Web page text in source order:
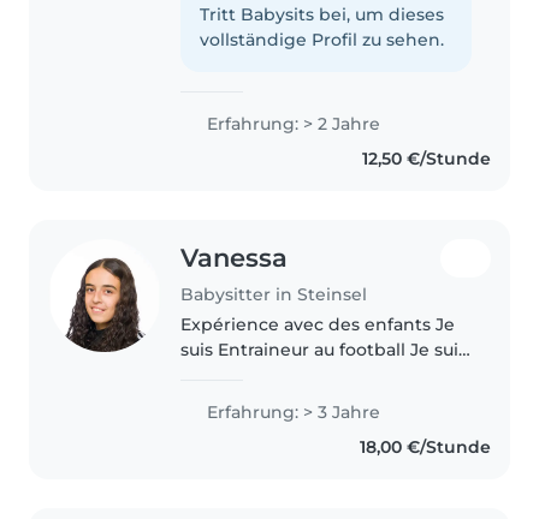
babysitting and I already have
some experience. I have a
Tritt Babysits bei, um dieses
vollständige Profil zu sehen.
Erfahrung: > 2 Jahre
12,50 €/Stunde
Vanessa
Babysitter in Steinsel
Expérience avec des enfants Je
suis Entraineur au football Je suis
Erfahrung: > 3 Jahre
18,00 €/Stunde